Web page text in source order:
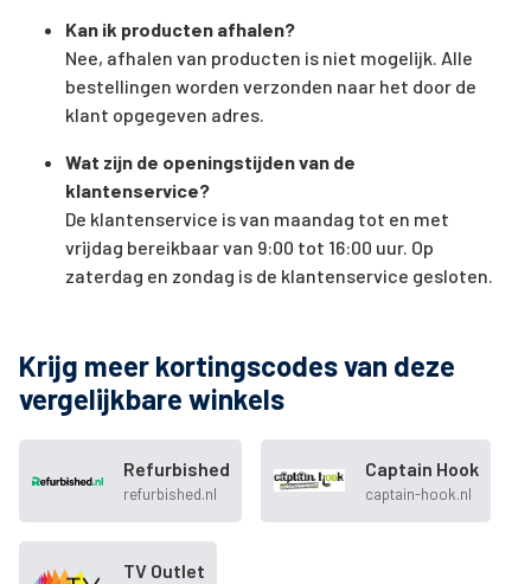
Kan ik producten afhalen?
Nee, afhalen van producten is niet mogelijk. Alle
bestellingen worden verzonden naar het door de
klant opgegeven adres.
Wat zijn de openingstijden van de
klantenservice?
De klantenservice is van maandag tot en met
vrijdag bereikbaar van 9:00 tot 16:00 uur. Op
zaterdag en zondag is de klantenservice gesloten.
Krijg meer kortingscodes van deze
vergelijkbare winkels
Refurbished
refurbished.nl
Captain Hook
captain-hook.nl
TV Outlet